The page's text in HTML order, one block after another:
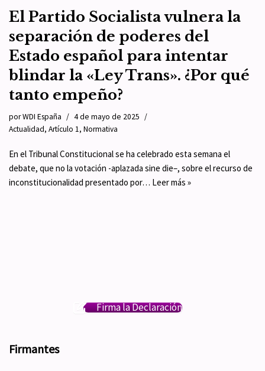
El Partido Socialista vulnera la
separación de poderes del
Estado español para intentar
blindar la «Ley Trans». ¿Por qué
tanto empeño?
porWDI España
4 de mayo de 2025
Actualidad, Artículo 1, Normativa
En el Tribunal Constitucional se ha celebrado esta semana el
debate, que no la votación -aplazada sine die–, sobre el recurso de
inconstitucionalidad presentado por… Leer más »
Firma la Declaración
Firmantes